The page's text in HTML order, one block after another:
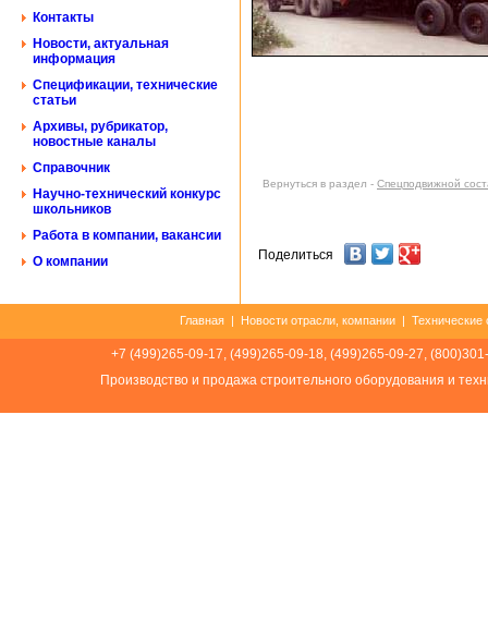
Контакты
Новости, актуальная
информация
Спецификации, технические
статьи
Архивы, рубрикатор,
новостные каналы
Справочник
Научно-технический конкурс
школьников
Работа в компании, вакансии
О компании
Вернуться в раздел - Спецподвижной
Поделиться
Главная | Новости отрасли, компании | Технические
+7 (499)265-09-17, (499)265-09-18, (499)265-09-27,
Производство и продажа строительного оборудования и